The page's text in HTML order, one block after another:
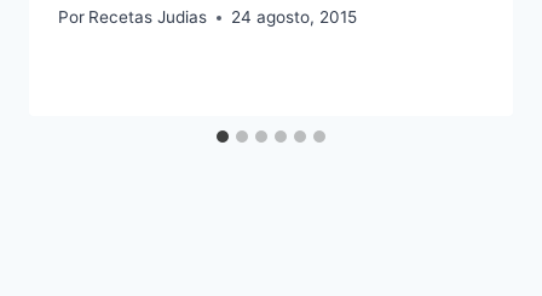
Por Recetas Judias 24 agosto, 2015